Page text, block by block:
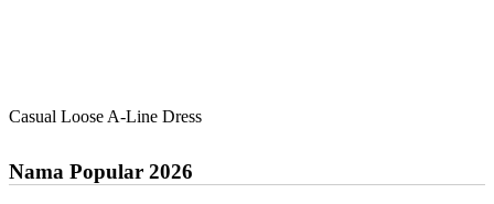
Casual Loose A-Line Dress
Nama Popular 2026